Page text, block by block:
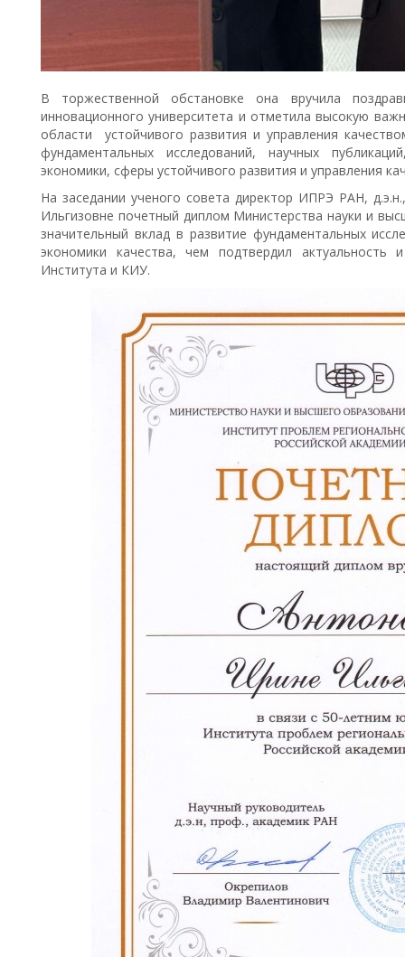
В торжественной обстановке она вручила
инновационного университета и отметила высокую
области устойчивого развития и управления
фундаментальных исследований, научных
экономики, сферы устойчивого развития и управления
На заседании ученого совета директор ИПРЭ РАН,
Ильгизовне почетный диплом Министерства науки и
значительный вклад в развитие фундаментальных
экономики качества, чем подтвердил актуальность
Института и КИУ.